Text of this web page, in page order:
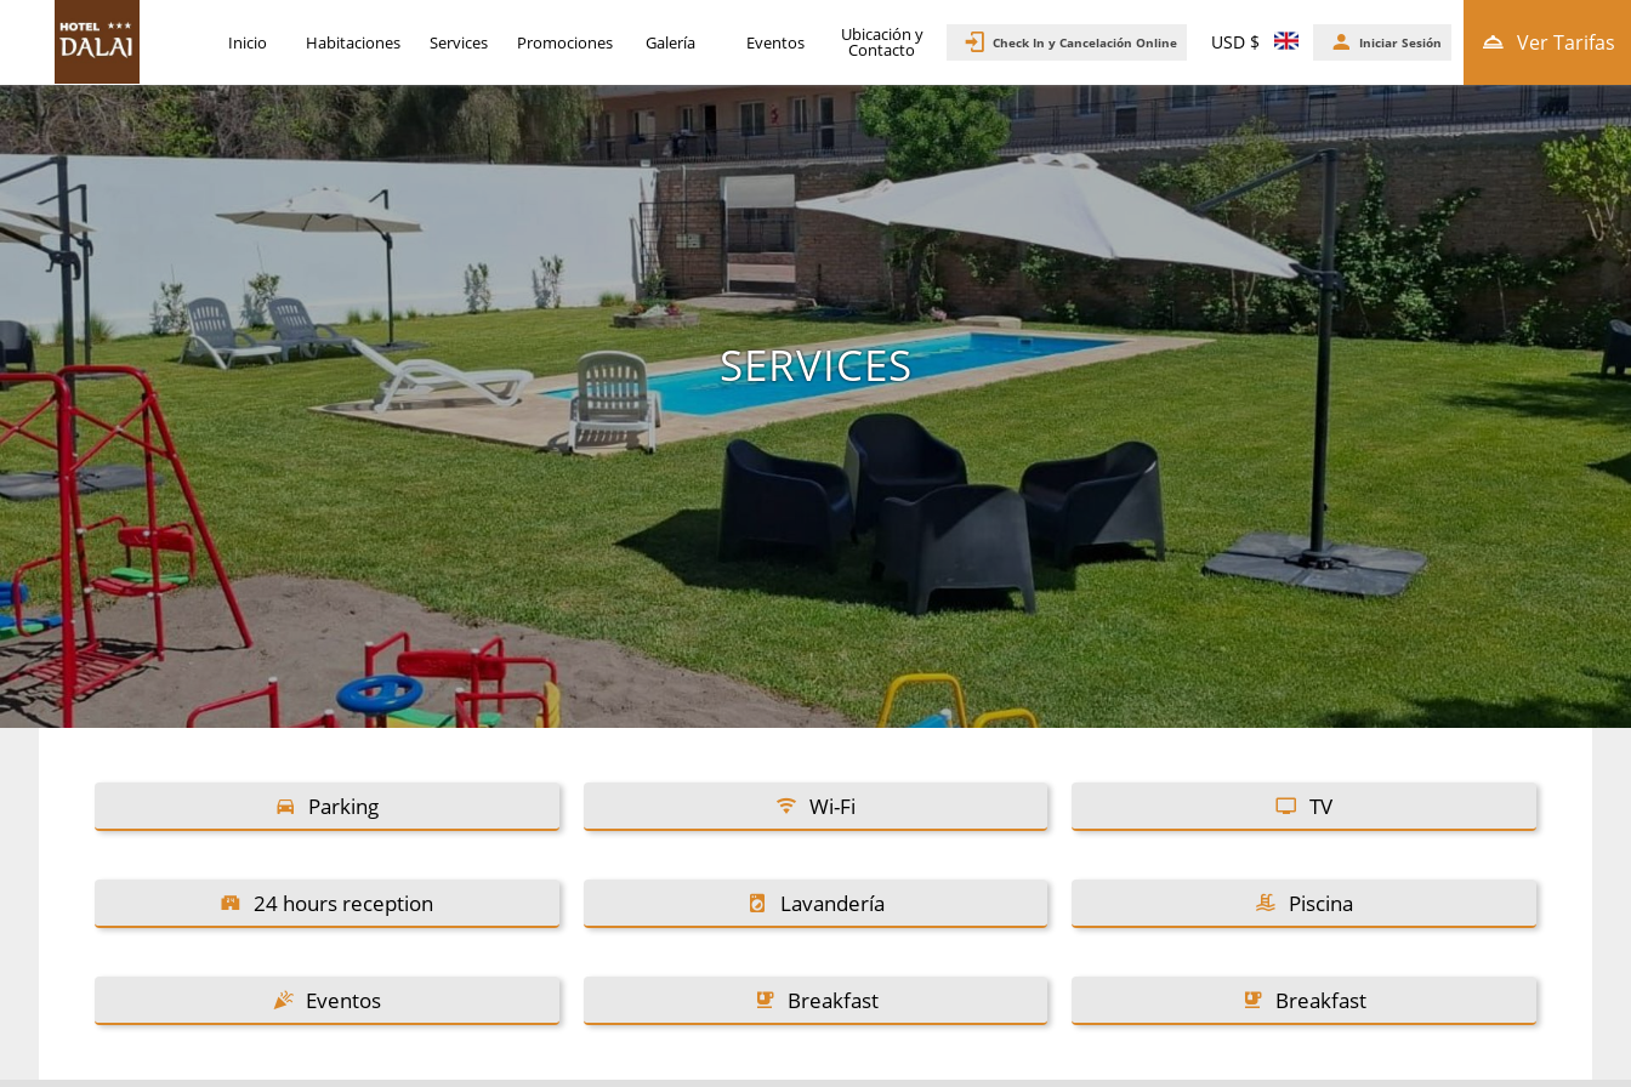
Inicio Habitaciones Services Promociones Galería Eventos Ubicación y
Contacto Check In y Cancelación Online USD $ Iniciar Sesión Ver Tarifas
Fecha de Llegada Fecha de Salida Código Promocional 2 adultos • 1 room VER TARIFAS
SERVICES
Parking Wi-Fi TV
24 hours reception Lavandería Piscina
Eventos Breakfast Breakfast